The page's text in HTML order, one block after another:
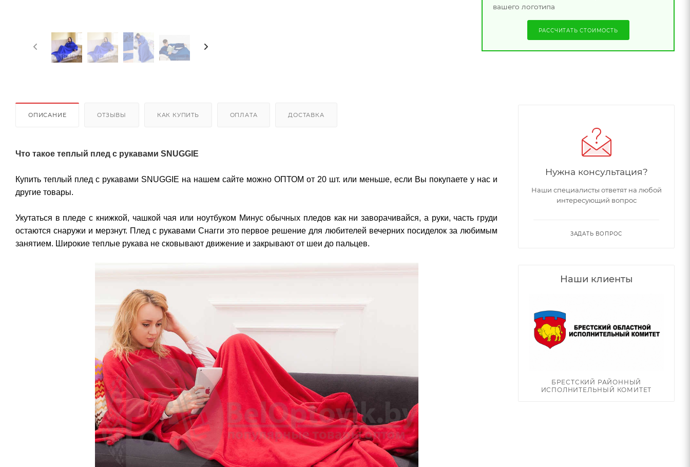
вашего логотипа
РАССЧИТАТЬ СТОИМОСТЬ
ОПИСАНИЕ ОТЗЫВЫ КАК КУПИТЬ ОПЛАТА ДОСТАВКА
Что такое теплый плед с рукавами SNUGGIE
Купить теплый плед с рукавами SNUGGIE на нашем сайте можно ОПТОМ от 20 шт. или меньше, если Вы покупаете у нас и
другие товары.
Укутаться в пледе с книжкой, чашкой чая или ноутбуком Минус обычных пледов как ни заворачивайся, а руки, часть груди
остаются снаружи и мерзнут. Плед с рукавами Снагги это первое решение для любителей вечерних посиделок за любимым
занятием. Широкие теплые рукава не сковывают движение и закрывают от шеи до пальцев.
Нужна консультация?
Наши специалисты ответят на любой
интересующий вопрос
ЗАДАТЬ ВОПРОС
Наши клиенты
БРЕСТСКИЙ РАЙОННЫЙ
ИСПОЛНИТЕЛЬНЫЙ КОМИТЕТ